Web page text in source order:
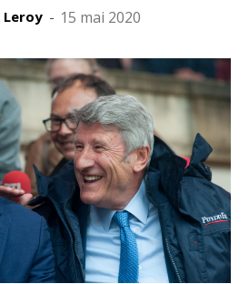
Leroy - 15 mai 2020